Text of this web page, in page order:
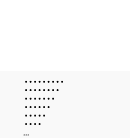
• • • • • • • • •
• • • • • • • •
• • • • • • •
• • • • • •
• • • • •
• • • •
...